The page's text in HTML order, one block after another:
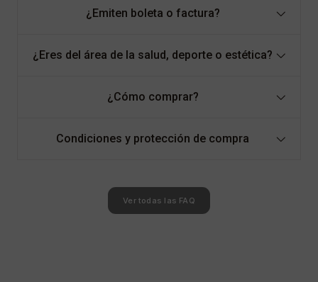
¿Emiten boleta o factura?
¿Eres del área de la salud, deporte o estética?
¿Cómo comprar?
Condiciones y protección de compra
Ver todas las FAQ